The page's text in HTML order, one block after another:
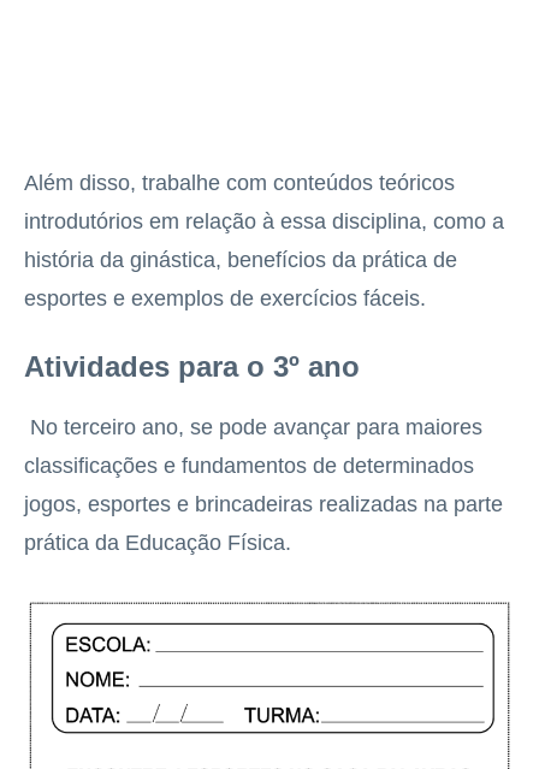
Além disso, trabalhe com conteúdos teóricos
introdutórios em relação à essa disciplina, como a
história da ginástica, benefícios da prática de
esportes e exemplos de exercícios fáceis.
Atividades para o 3º ano
No terceiro ano, se pode avançar para maiores
classificações e fundamentos de determinados
jogos, esportes e brincadeiras realizadas na parte
prática da Educação Física.